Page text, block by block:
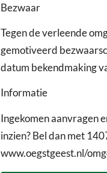
Bezwaar
Tegen de verleende
gemotiveerd
datum bekendmaking
Informatie
Ingekomen aanvragen
inzien? Bel dan met
www.oegstgeest.nl/